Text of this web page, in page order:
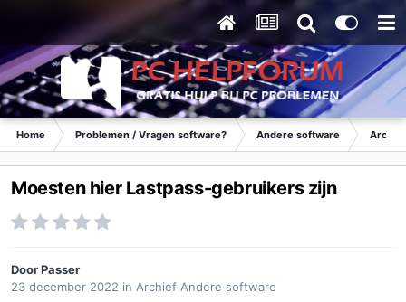
Home Problemen / Vragen software? Andere software
Moesten hier Lastpass-gebruikers zijn
DoorPasser
23 december 2022 in Archief Andere software